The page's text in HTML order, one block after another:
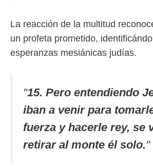
La reacción de la multitud
un profeta prometido,
esperanzas mesiánicas judías.
"15. Pero entendiendo
iban a venir para
fuerza y hacerle rey, se
retirar al monte él solo."